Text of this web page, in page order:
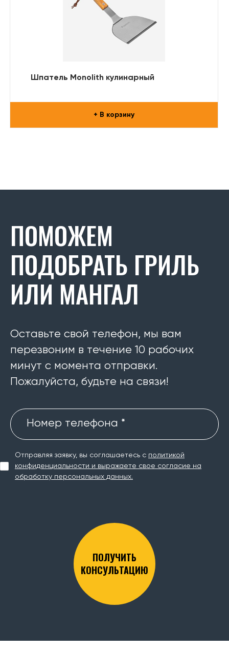
Шпатель Monolith кулинарный
+ В корзину
ПОМОЖЕМ
ПОДОБРАТЬ ГРИЛЬ
ИЛИ МАНГАЛ
Оставьте свой телефон, мы вам
перезвоним в течение 10 рабочих
минут с момента отправки.
Пожалуйста, будьте на связи!
Номер телефона *
Отправляя заявку, вы соглашаетесь с политикой
конфиденциальности и выражаете свое согласие на
обработку персональных данных.
ПОЛУЧИТЬ
КОНСУЛЬТАЦИЮ